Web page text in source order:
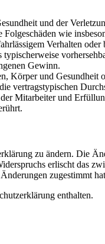
und der
wie
Verhalten
Gewinn.
und
vertragstypischen
Mitarbeiter und
zu ändern. Die
erlischt das
zugestimmt
enthalten.